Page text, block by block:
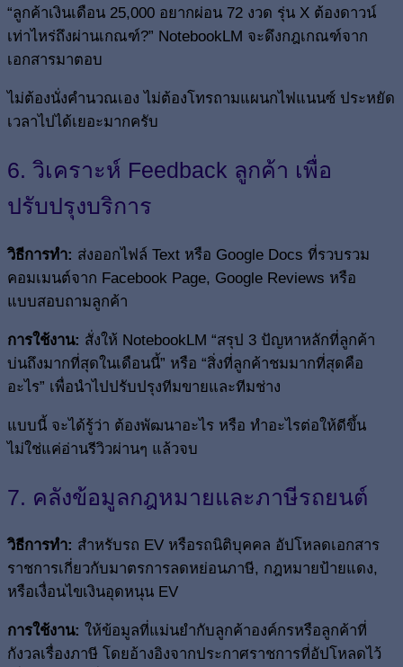
“ลูกค้าเงินเดือน 25,000 อยากผ่อน 72 งวด รุ่น X ต้องดาวน์
เท่าไหร่ถึงผ่านเกณฑ์?” NotebookLM จะดึงกฎเกณฑ์จาก
เอกสารมาตอบ
ไม่ต้องนั่งคำนวณเอง ไม่ต้องโทรถามแผนกไฟแนนซ์ ประหยัด
เวลาไปได้เยอะมากครับ
6. วิเคราะห์ Feedback ลูกค้า เพื่อ
ปรับปรุงบริการ
วิธีการทำ: ส่งออกไฟล์ Text หรือ Google Docs ที่รวบรวม
คอมเมนต์จาก Facebook Page, Google Reviews หรือ
แบบสอบถามลูกค้า
การใช้งาน: สั่งให้ NotebookLM “สรุป 3 ปัญหาหลักที่ลูกค้า
บ่นถึงมากที่สุดในเดือนนี้” หรือ “สิ่งที่ลูกค้าชมมากที่สุดคือ
อะไร” เพื่อนำไปปรับปรุงทีมขายและทีมช่าง
แบบนี้ จะได้รู้ว่า ต้องพัฒนาอะไร หรือ ทำอะไรต่อให้ดีขึ้น
ไม่ใช่แค่อ่านรีวิวผ่านๆ แล้วจบ
7. คลังข้อมูลกฎหมายและภาษีรถยนต์
วิธีการทำ: สำหรับรถ EV หรือรถนิติบุคคล อัปโหลดเอกสาร
ราชการเกี่ยวกับมาตรการลดหย่อนภาษี, กฎหมายป้ายแดง,
หรือเงื่อนไขเงินอุดหนุน EV
การใช้งาน: ให้ข้อมูลที่แม่นยำกับลูกค้าองค์กรหรือลูกค้าที่
กังวลเรื่องภาษี โดยอ้างอิงจากประกาศราชการที่อัปโหลดไว้